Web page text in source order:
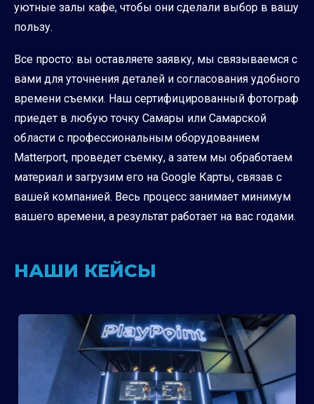
уютные залы кафе, чтобы они сделали выбор в вашу
пользу.
Все просто: вы оставляете заявку, мы связываемся с
вами для уточнения деталей и согласования удобного
времени съемки. Наш сертифицированный фотограф
приедет в любую точку Самары или Самарской
области с профессиональным оборудованием
Matterport, проведет съемку, а затем мы обработаем
материал и загрузим его на Google Карты, связав с
вашей компанией. Весь процесс занимает минимум
вашего времени, а результат работает на вас годами.
НАШИ КЕЙСЫ